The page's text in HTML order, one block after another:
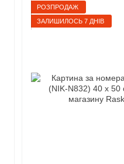
РОЗПРОДАЖ
ЗАЛИШИЛОСЬ 7 ДНІВ